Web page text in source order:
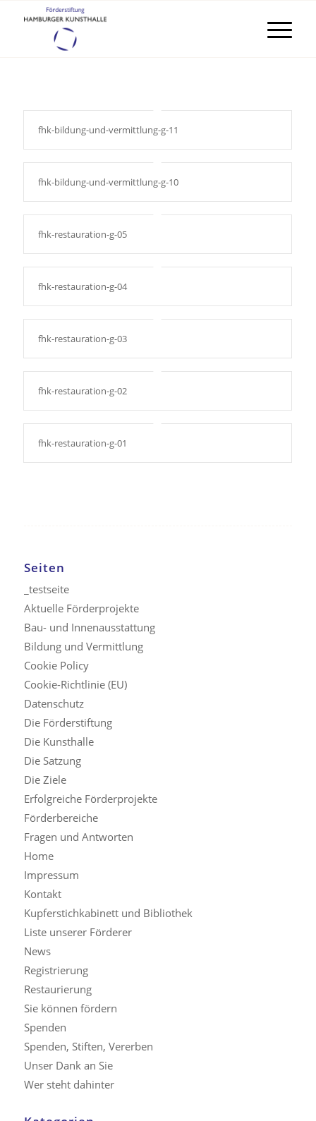
fhk-bildung-und-vermittlung-g-11
fhk-bildung-und-vermittlung-g-10
fhk-restauration-g-05
fhk-restauration-g-04
fhk-restauration-g-03
fhk-restauration-g-02
fhk-restauration-g-01
Seiten
_testseite
Aktuelle Förderprojekte
Bau- und Innenausstattung
Bildung und Vermittlung
Cookie Policy
Cookie-Richtlinie (EU)
Datenschutz
Die Förderstiftung
Die Kunsthalle
Die Satzung
Die Ziele
Erfolgreiche Förderprojekte
Förderbereiche
Fragen und Antworten
Home
Impressum
Kontakt
Kupferstichkabinett und Bibliothek
Liste unserer Förderer
News
Registrierung
Restaurierung
Sie können fördern
Spenden
Spenden, Stiften, Vererben
Unser Dank an Sie
Wer steht dahinter